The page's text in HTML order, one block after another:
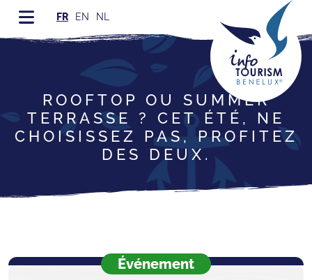
FR EN NL
ROOFTOP OU SUMMER
TERRASSE ? CET ÉTÉ, NE
CHOISISSEZ PAS, PROFITEZ
DES DEUX.
Événement